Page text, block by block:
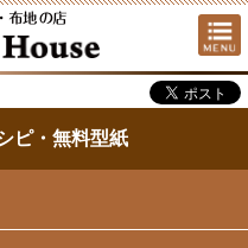
ピ・無料型紙